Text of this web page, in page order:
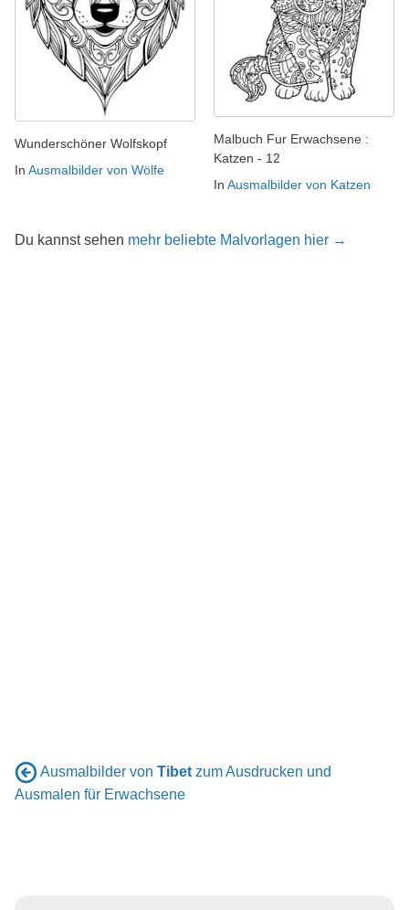
Wunderschöner Wolfskopf
In Ausmalbilder von Wölfe
Malbuch Fur Erwachsene :
Katzen - 12
In Ausmalbilder von Katzen
Du kannst sehen mehr beliebte Malvorlagen hier →
Ausmalbilder von Tibet zum Ausdrucken und
Ausmalen für Erwachsene